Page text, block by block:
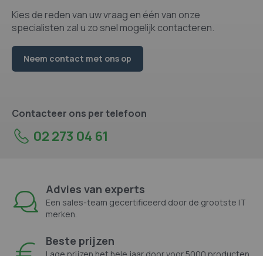
Kies de reden van uw vraag en één van onze
specialisten zal u zo snel mogelijk contacteren.
Neem contact met ons op
Contacteer ons per telefoon
02 273 04 61
Advies van experts
Een sales-team gecertificeerd door de grootste IT
merken.
Beste prijzen